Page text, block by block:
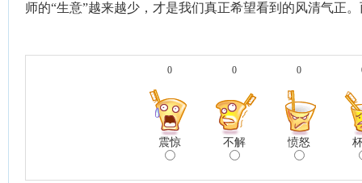
师的“生意”越来越少，才是我们真正希望看到的风清气正
0
震惊
0
不解
0
愤怒